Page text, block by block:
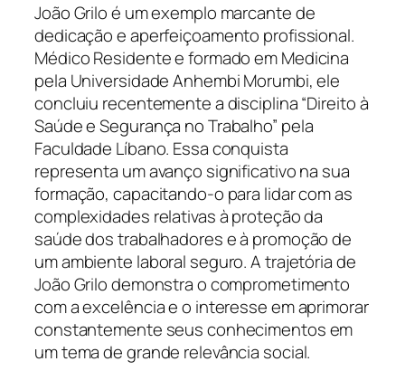
João Grilo é um exemplo marcante de
dedicação e aperfeiçoamento profissional.
Médico Residente e formado em Medicina
pela Universidade Anhembi Morumbi, ele
concluiu recentemente a disciplina “Direito à
Saúde e Segurança no Trabalho” pela
Faculdade Líbano. Essa conquista
representa um avanço significativo na sua
formação, capacitando-o para lidar com as
complexidades relativas à proteção da
saúde dos trabalhadores e à promoção de
um ambiente laboral seguro. A trajetória de
João Grilo demonstra o comprometimento
com a excelência e o interesse em aprimorar
constantemente seus conhecimentos em
um tema de grande relevância social.